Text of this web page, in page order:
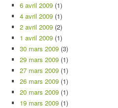
6 avril 2009 (1)
4 avril 2009 (1)
2 avril 2009 (2)
1 avril 2009 (1)
30 mars 2009 (3)
29 mars 2009 (1)
27 mars 2009 (1)
26 mars 2009 (1)
20 mars 2009 (1)
19 mars 2009 (1)